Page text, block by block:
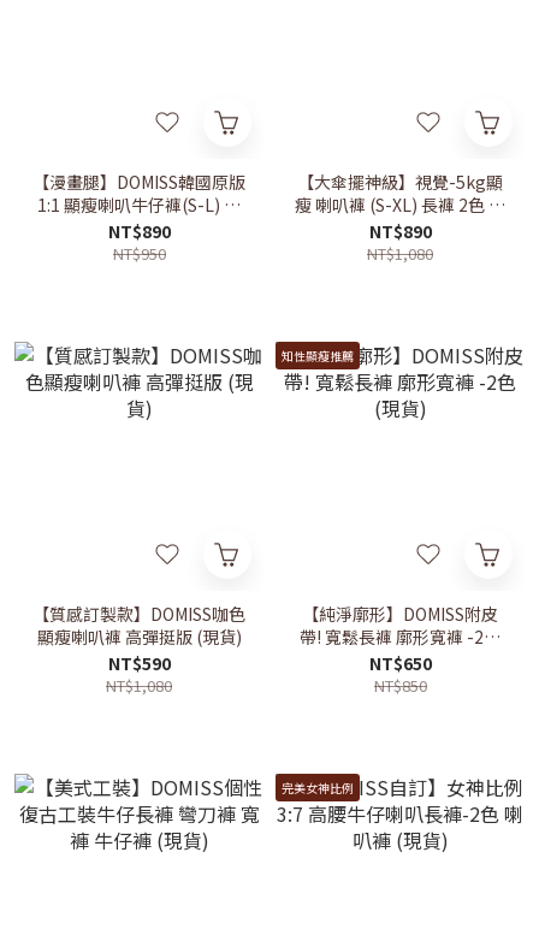
【漫畫腿】DOMISS韓國原版
1:1 顯瘦喇叭牛仔褲(S-L) 長
褲 喇叭長 (現貨)
NT$890
NT$950
【大傘擺神級】視覺-5kg顯
瘦 喇叭褲 (S-XL) 長褲 2色 牛
仔長褲 喇叭褲 (現貨)
NT$890
NT$1,080
【質感訂製款】DOMISS咖色
顯瘦喇叭褲 高彈挺版 (現貨)
NT$590
NT$1,080
知性顯瘦推薦
【純淨廓形】DOMISS附皮
帶! 寬鬆長褲 廓形寬褲 -2色
(現貨)
NT$650
NT$850
完美女神比例